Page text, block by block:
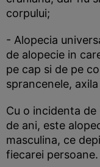
corpului;
- Alopecia
de alopecie in
pe cap si de pe
sprancenele,
Cu o incidenta
de ani, este
masculina, ce
fiecarei persoane.